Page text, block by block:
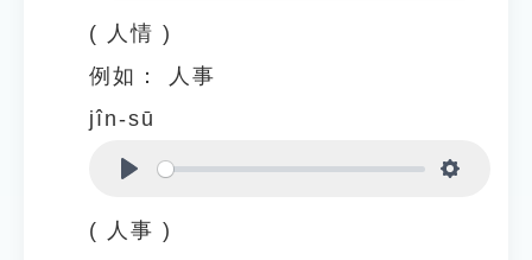
( 人情 )
例如：
人事
jîn-sū
( 人事 )